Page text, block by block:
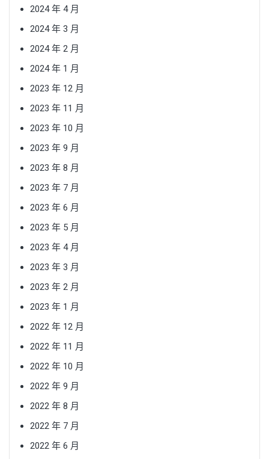
2024 年 4 月
2024 年 3 月
2024 年 2 月
2024 年 1 月
2023 年 12 月
2023 年 11 月
2023 年 10 月
2023 年 9 月
2023 年 8 月
2023 年 7 月
2023 年 6 月
2023 年 5 月
2023 年 4 月
2023 年 3 月
2023 年 2 月
2023 年 1 月
2022 年 12 月
2022 年 11 月
2022 年 10 月
2022 年 9 月
2022 年 8 月
2022 年 7 月
2022 年 6 月